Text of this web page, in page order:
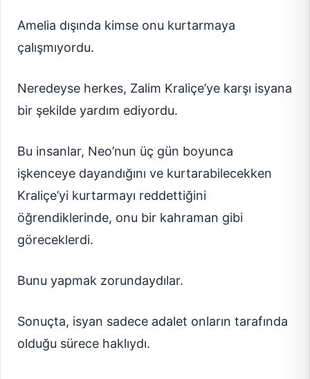
Amelia dışında kimse onu kurtarmaya
çalışmıyordu.
Neredeyse herkes, Zalim Kraliçe’ye karşı isyana
bir şekilde yardım ediyordu.
Bu insanlar, Neo’nun üç gün boyunca
işkenceye dayandığını ve kurtarabilecekken
Kraliçe’yi kurtarmayı reddettiğini
öğrendiklerinde, onu bir kahraman gibi
göreceklerdi.
Bunu yapmak zorundaydılar.
Sonuçta, isyan sadece adalet onların tarafında
olduğu sürece haklıydı.